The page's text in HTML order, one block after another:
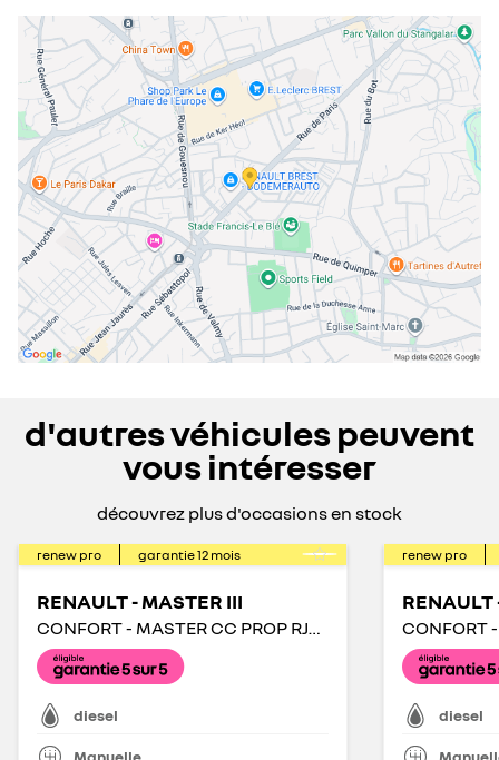
mardi
09:00 - 12:0014:00 - 19:00
mercredi
09:00 - 12:0014:00 - 19:00
jeudi
09:00 - 12:0014:00 - 19:00
vendredi
09:00 - 12:00 14:00 - 19:00
samedi
09:00 - 12:0014:00 - 19:00
dimanche
fermé
d'autres véhicules peuvent
vous intéresser
découvrez plus d'occasions en stock
renew pro garantie12 mois
RENAULT - MASTER III
CONFORT - MASTER CC PROP RJ3500 L2 PAFC BLUE DCI 130 EURO VI
diesel
Manuelle
renew pro
RENAULT
diesel